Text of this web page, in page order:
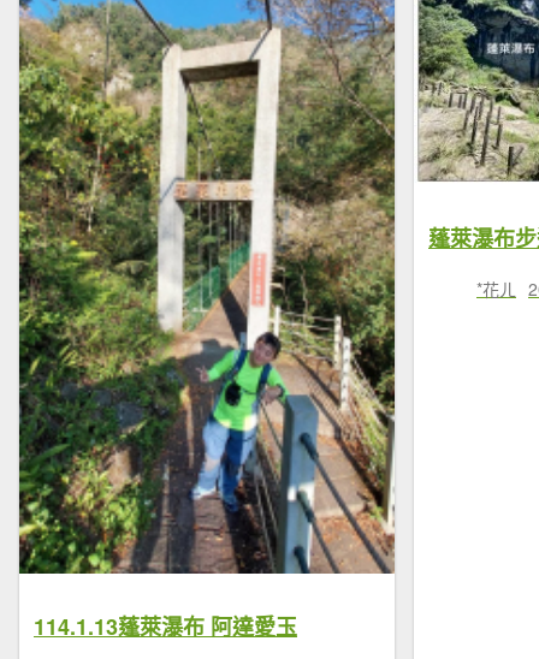
114.1.13蓬萊瀑布 阿達愛玉
蓬萊瀑布
*花ㄦ